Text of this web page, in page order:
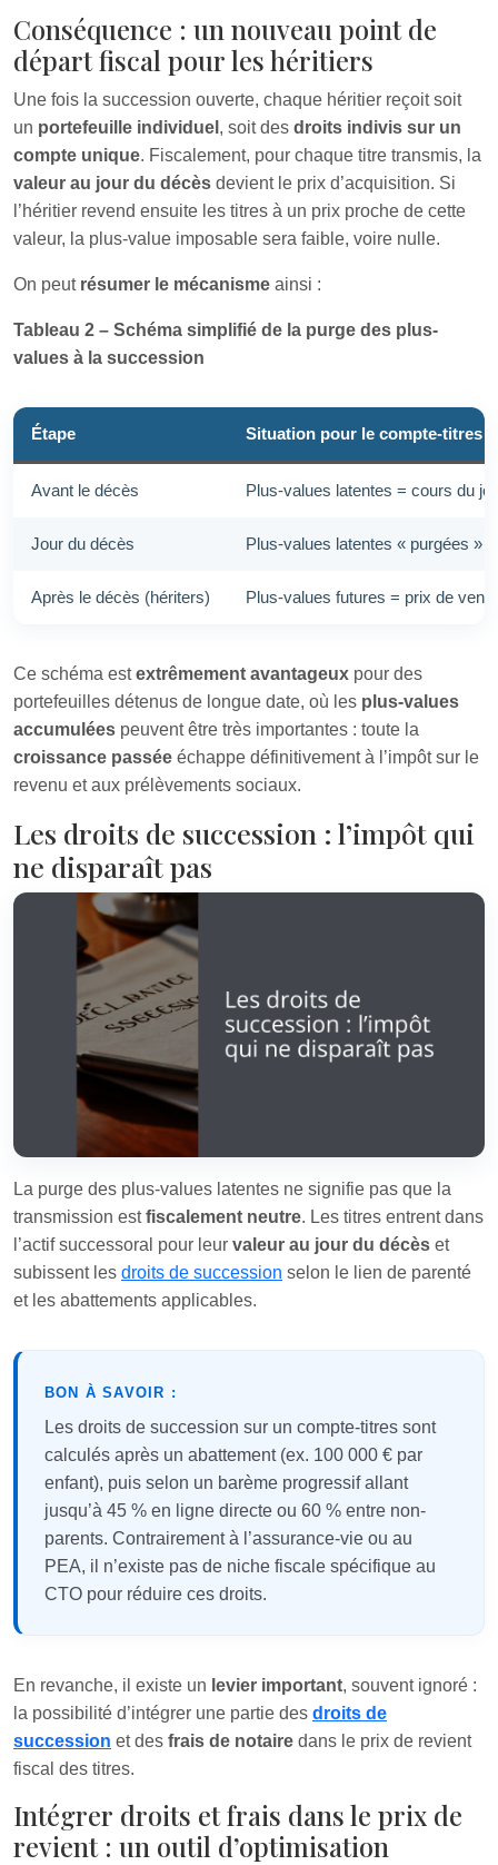
Conséquence : un nouveau point de
départ fiscal pour les héritiers
Une fois la succession ouverte, chaque héritier reçoit soit
un portefeuille individuel , soit des droits indivis sur un
compte unique. Fiscalement, pour chaque titre transmis, la
valeur au jour du décès devient le prix d’acquisition. Si
l’héritier revend ensuite les titres à un prix proche de cette
valeur, la plus-value imposable sera faible, voire nulle.
On peut résumer le mécanisme ainsi :
Tableau 2 – Schéma simplifié de la purge des plus-
values à la succession
Étape Situation pour le compte-titres
Avant le décès Plus-values latentes = cours du
Jour du décès Plus-values latentes « purgées »
Après le décès (hériters) Plus-values futures = prix de
Ce schéma estextrêmement avantageux pour des
portefeuilles détenus de longue date, où les plus-values
accumulées peuvent être très importantes : toute la
croissance passée échappe définitivement à l’impôt sur le
revenu et aux prélèvements sociaux.
Les droits de succession : l’impôt qui
ne disparaît pas
La purge des plus-values latentes ne signifie pas que la
transmission estfiscalement neutre. Les titres entrent dans
l’actif successoral pour leur valeur au jour du décès et
subissent les droits de succession selon le lien de parenté
et les abattements applicables.
BON À SAVOIR :
Les droits de succession sur un compte-titres sont
calculés après un abattement (ex. 100 000 € par
enfant), puis selon un barème progressif allant
jusqu’à 45 % en ligne directe ou 60 % entre non-
parents. Contrairement à l’assurance-vie ou au
PEA, il n’existe pas de niche fiscale spécifique au
CTO pour réduire ces droits.
En revanche, il existe un levier important, souvent ignoré :
la possibilité d’intégrer une partie des droits de
succession et des frais de notaire dans le prix de revient
fiscal des titres.
Intégrer droits et frais dans le prix de
revient : un outil d’optimisation